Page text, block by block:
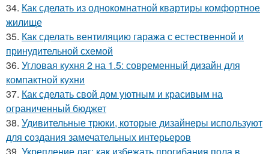
34. Как сделать из однокомнатной квартиры комфортное
жилище
35. Как сделать вентиляцию гаража с естественной и
принудительной схемой
36. Угловая кухня 2 на 1.5: современный дизайн для
компактной кухни
37. Как сделать свой дом уютным и красивым на
ограниченный бюджет
38. Удивительные трюки, которые дизайнеры используют
для создания замечательных интерьеров